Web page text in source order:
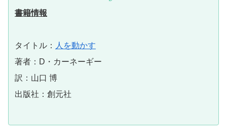
書籍情報
タイトル： 人を動かす
著者：D・カーネーギー
訳：山口 博
出版社：創元社